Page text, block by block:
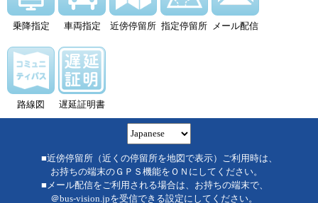
乗降指定 車両指定 近傍停留所 指定停留所 メール配信
路線図 遅延証明書
■近傍停留所（近くの停留所を地図で表示）ご利用時は、
お持ちの端末のＧＰＳ機能をＯＮにしてください。
■メール配信をご利用される場合は、お持ちの端末で、
＠bus-vision.jpを受信できる設定にしてください。